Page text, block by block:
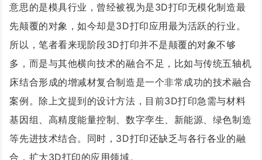
意思的是模具行业，曾经被视为是3D打印无模化制造最
先颠覆的对象，如今却是3D打印应用最为活跃的行业。
所以，笔者看来现阶段3D打印并不是颠覆的对象不够
多，而是与其他横向技术的融合不足，比如与传统五轴机
床结合形成的增减材复合制造是一个非常成功的技术融合
案例。除上文提到的设计方法，目前3D打印急需与材料
基因组、高精度能量控制、数字孪生、新能源、绿色制造
等先进技术结合。同时，3D打印还缺乏与各行各业的融
合，扩大3D打印的应用领域。